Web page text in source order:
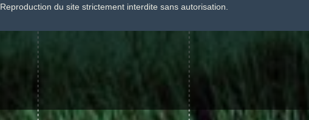
Reproduction du site strictement interdite sans autorisation.